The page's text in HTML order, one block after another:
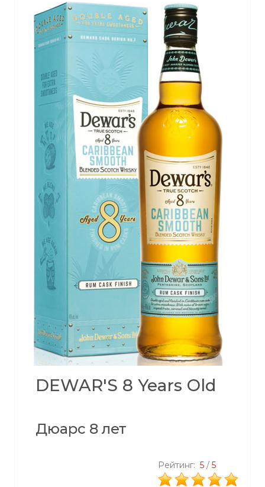
DEWAR'S 8 Years Old
Дюарс 8 лет
Рейтинг: 5 / 5